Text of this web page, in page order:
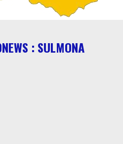
: SULMONA